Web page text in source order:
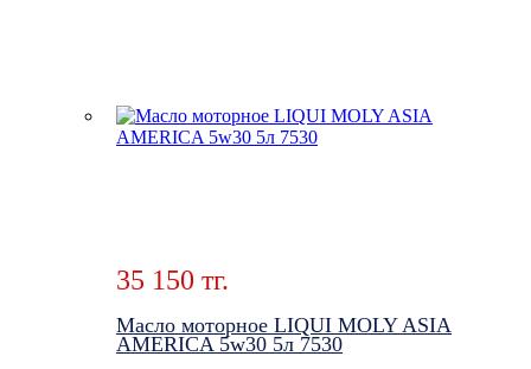
35 150 тг.
Масло моторное LIQUI MOLY ASIA
AMERICA 5w30 5л 7530